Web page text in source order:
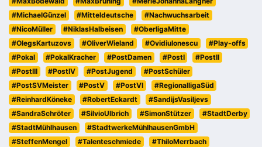
#MichaelGünzel
#Mitteldeutsche
#Nachwuchsarbeit
#NicoMüller
#NiklasHalbeisen
#OberligaMitte
#OlegsKartuzovs
#OliverWieland #OvidiuIonescu
#Play-offs
#Pokal
#PokalKracher #PostDamen #PostI
#PostII
#PostIII
#PostIV #PostJugend
#PostSchüler
#PostSVMeister
#PostV #PostVI
#RegionalligaSüd
#ReinhardKöneke
#RobertEckardt
#SandijsVasiljevs
#SandraSchröter
#SilvioUlbrich #SimonStützer
#StadtDerby
#StadtMühlhausen
#StadtwerkeMühlhausenGmbH
#SteffenMengel
#Talenteschmiede
#ThiloMerrbach